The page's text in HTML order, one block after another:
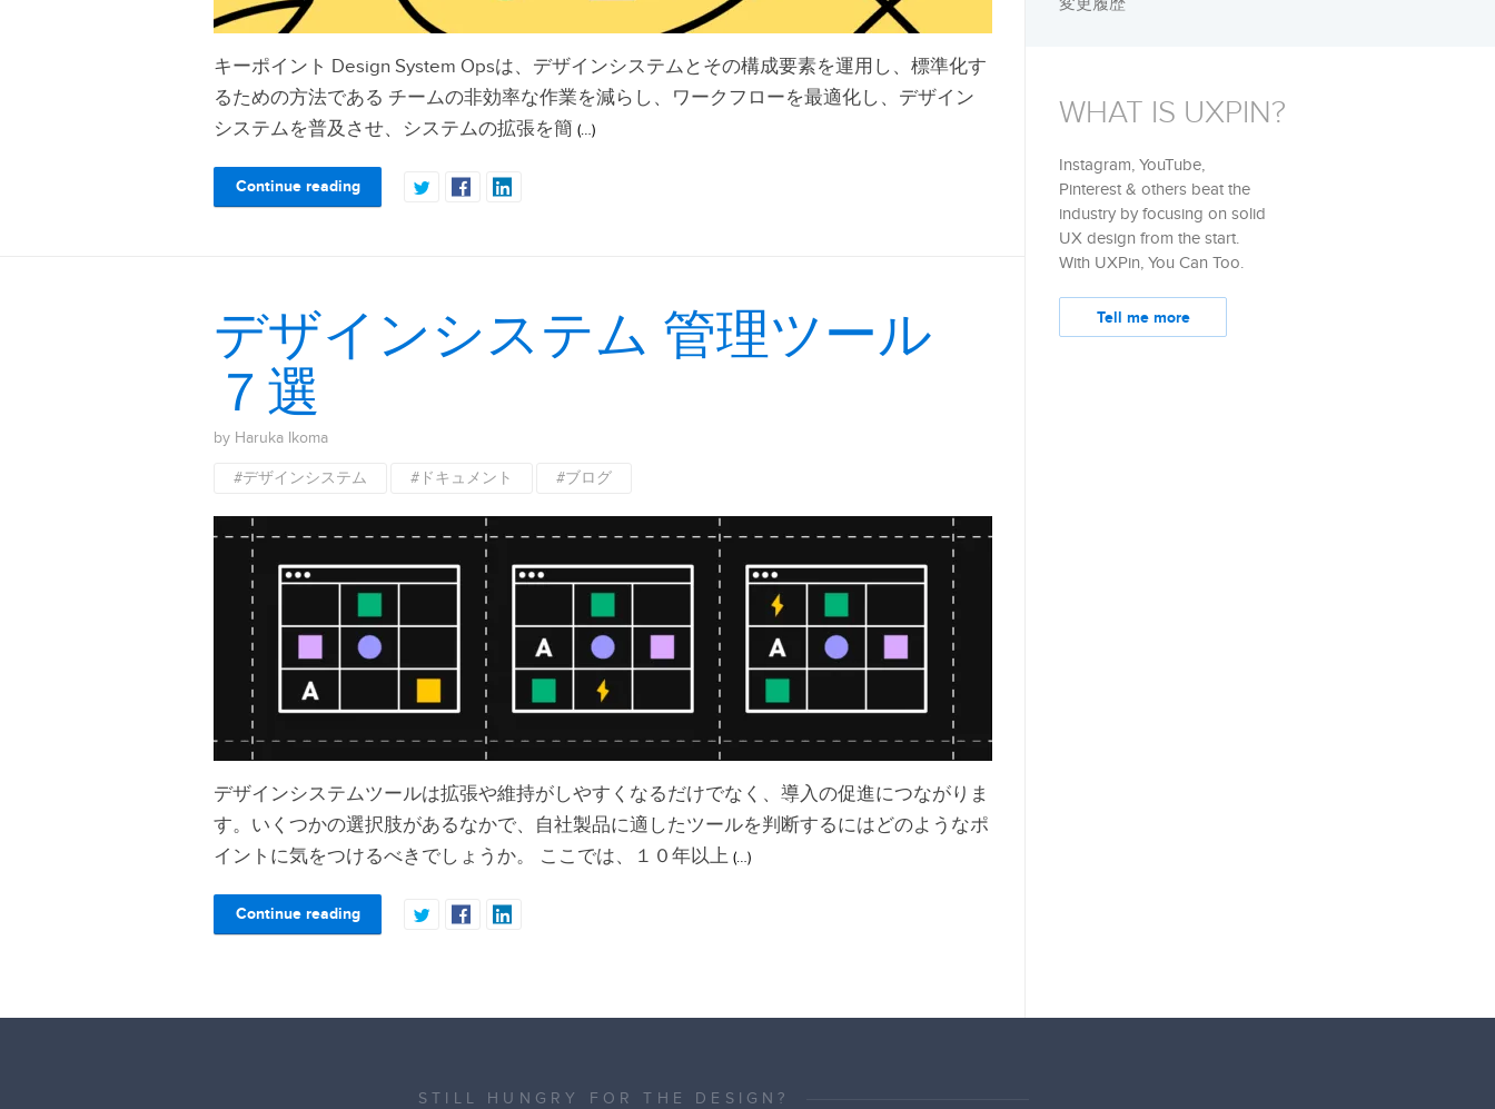
キーポイント Design System Opsは、デザインシステムとその構成要素を運用し、標準化す
るための方法である チームの非効率な作業を減らし、ワークフローを最適化し、デザイン
システムを普及させ、システムの拡張を簡 (…)
Continue reading
デザインシステム 管理ツール
７選
by Haruka Ikoma
#デザインシステム #ドキュメント #ブログ
デザインシステムツールは拡張や維持がしやすくなるだけでなく、導入の促進につながりま
す。いくつかの選択肢があるなかで、自社製品に適したツールを判断するにはどのようなポ
イントに気をつけるべきでしょうか。 ここでは、１０年以上 (…)
Continue reading
STILL HUNGRY FOR THE DESIGN?
WHAT IS UXPIN?
Instagram, YouTube,
Pinterest & others beat the
industry by focusing on solid
UX design from the start.
With UXPin, You Can Too.
Tell me more